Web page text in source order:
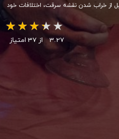
از خراب شدن نقشه سرقت، اختلافات خود
3.27 از 37 امتیاز